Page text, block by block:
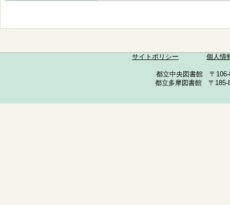
サイトポリシー 個人情
都立中央図書館 〒
都立多摩図書館 〒185-